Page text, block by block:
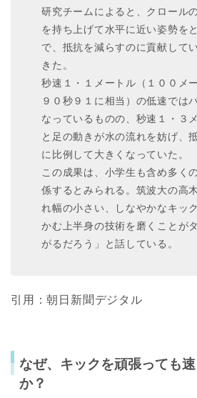
研究チームによると、クロール
を持ち上げて水平に近い姿勢を
で、抵抗を減らすのに貢献して
きた。
秒速１・１メートル（１００メ
９０秒９１に相当）の低速では
なっているものの、秒速１・３
と足の動きが水の流れを妨げ、
に比例して大きくなっていた。
この成果は、小学生も含め多く
係するとみられる。筑波大の高
れ幅の小さい、しなやかなキッ
かむ上半身の技術を磨くことが
がるだろう」と話している。
引用：朝日新聞デジタル
なぜ、キックを頑張っても
か？